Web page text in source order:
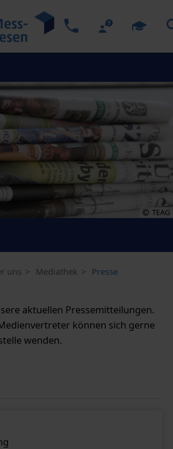
TEAG
uns Mediathek Presse
aktuellen Pressemitteilungen.
können sich gerne
wenden.